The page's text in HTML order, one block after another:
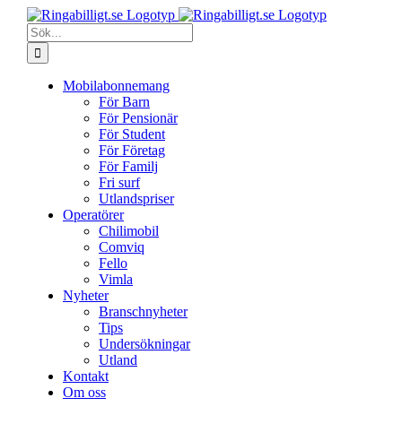
Fortsätt
innehållet
Sök
efter:
Mobilabonnemang
För Barn
För Pensionär
För Student
För Företag
För Familj
Fri surf
Utlandspriser
Operatörer
Chilimobil
Comviq
Fello
Vimla
Nyheter
Branschnyheter
Tips
Undersökningar
Utland
Kontakt
Om oss